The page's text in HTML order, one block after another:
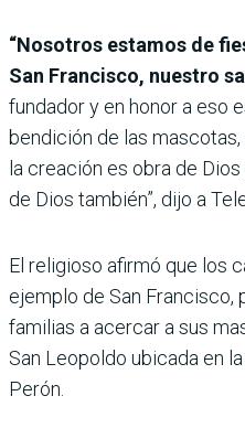
“Nosotros estamos de
San Francisco, nuestro
fundador y en honor a eso
bendición de las
la creación es obra de
de Dios también”, dijo a
El religioso afirmó que los
ejemplo de San Francisco,
familias a acercar a sus
San Leopoldo ubicada en
Perón.